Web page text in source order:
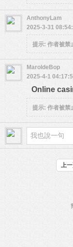
AnthonyLam
2025-3-31
提示: 作者被禁
MaroldeBop
2025-4-1
Online
提示: 作者被禁
上